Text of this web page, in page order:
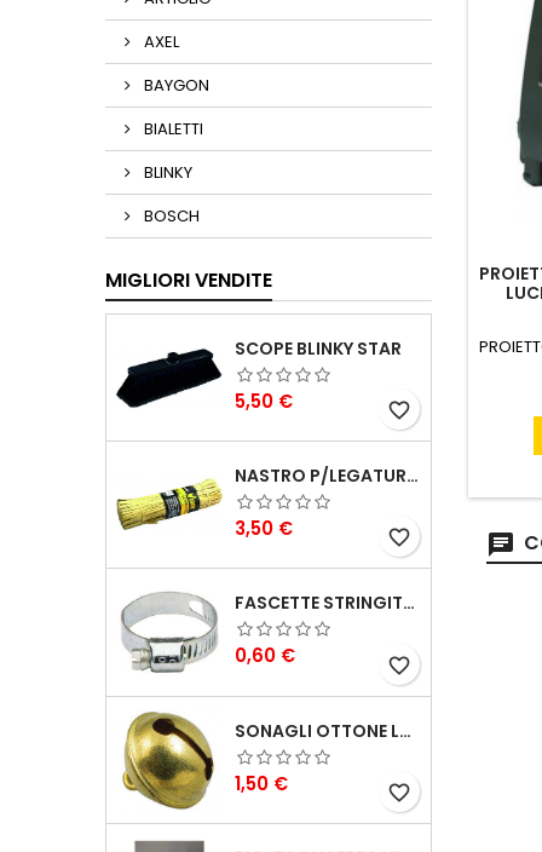
AXEL
BAYGON
BIALETTI
BLINKY
BOSCH
MIGLIORI VENDITE
SCOPE BLINKY STAR
Prezzo
5,50 € favorite_border
NASTRO P/LEGATURA CARTA VIGOR MAZZETTO 1000 PZ 250 MM
Prezzo
3,50 € favorite_border
FASCETTE STRINGITUBO 25- 37 ART.4B
Prezzo
0,60 € favorite_border
SONAGLI OTTONE LUCIDO ART.15302/02 N. 60 DIA. 19 MM
Prezzo
1,50 € favorite_border